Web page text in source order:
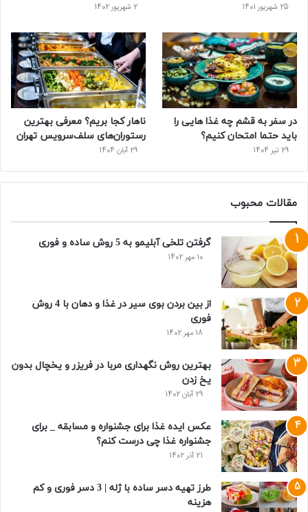
25 شهریور 1401 2 شهریور 1402
در سفر به قشم چه غذا هایی را
باید حتما امتحان کنیم؟
29 تیر 1404
ناهار کجا بریم؟ معرفی بهترین
رستوران‌های سلف‌سرویس تهران
29 آبان 1404
مقالات محبوب
گرفتن تلخی آبلیمو به 5 روش ساده و فوری
10 مهر 1402
از بین بردن بوی سیر در غذا و دهان با 4 روش
فوری
18 مهر 1402
بهترین روش نگهداری مربا در فریزر و یخچال بدون
یخ زدن
29 آبان 1402
عکس ایده غذا برای جشنواره و مسابقه _ برای
جشنواره غذا چی درست کنم؟
21 آذر 1402
طرز تهیه دسر ساده با ژله | 3 دسر فوری و کم
هزینه